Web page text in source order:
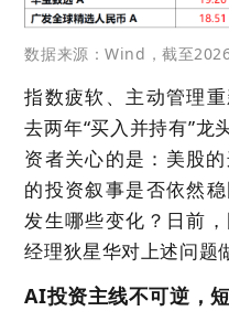
数据来源：Wind，截至
指数疲软、主动管理
去两年“买入并持有”龙
资者关心的是：美股
的投资叙事是否依然
发生哪些变化？日前
经理狄星华对上述问题
AI投资主线不可逆，